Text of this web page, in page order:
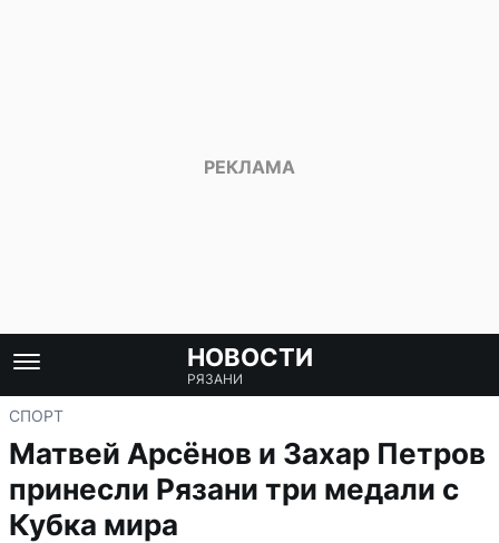
НОВОСТИ
РЯЗАНИ
СПОРТ
Матвей Арсёнов и Захар Петров
принесли Рязани три медали с
Кубка мира